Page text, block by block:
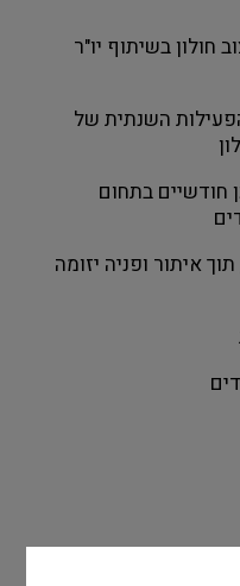
חולון בשיתוף יו"ר
הפעילות השנתית של
בתחום
איתור ופניה יזומה